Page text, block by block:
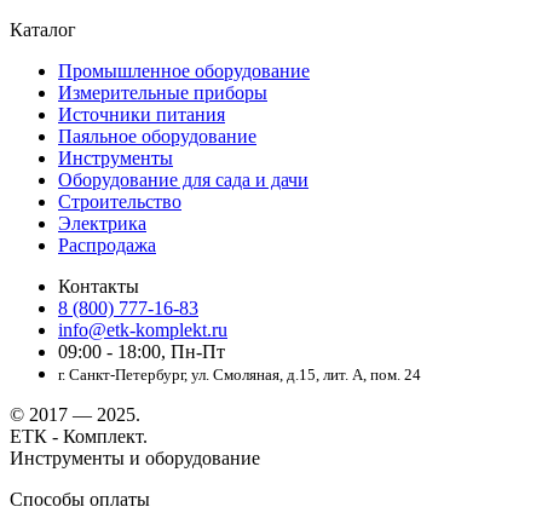
Каталог
Промышленное оборудование
Измерительные приборы
Источники питания
Паяльное оборудование
Инструменты
Оборудование для сада и дачи
Строительство
Электрика
Распродажа
Контакты
8 (800) 777-16-83
info@etk-komplekt.ru
09:00 - 18:00, Пн-Пт
г. Санкт-Петербург, ул. Смоляная, д.15, лит. А, пом. 24
© 2017 — 2025.
ЕТК - Комплект.
Инструменты и оборудование
Способы оплаты